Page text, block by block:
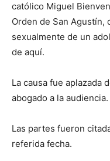
católico Miguel
Orden de San Agustín,
sexualmente de un
de aquí.
La causa fue aplazada
abogado a la audiencia.
Las partes fueron
referida fecha.